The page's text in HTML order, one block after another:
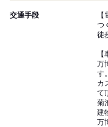
交通手段
つ
徒
万
す。
カ
て
菊
建
万